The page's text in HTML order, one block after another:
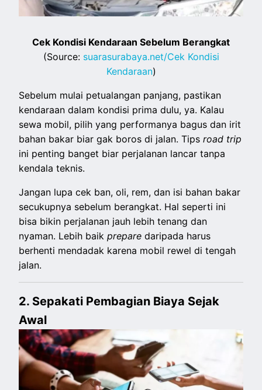
Cek Kondisi Kendaraan Sebelum Berangkat
(Source: suarasurabaya.net/Cek Kondisi
Kendaraan)
Sebelum mulai petualangan panjang, pastikan
kendaraan dalam kondisi prima dulu, ya. Kalau
sewa mobil, pilih yang performanya bagus dan irit
bahan bakar biar gak boros di jalan. Tipsroad trip
ini penting banget biar perjalanan lancar tanpa
kendala teknis.
Jangan lupa cek ban, oli, rem, dan isi bahan bakar
secukupnya sebelum berangkat. Hal seperti ini
bisa bikin perjalanan jauh lebih tenang dan
nyaman. Lebih baikpreparedaripada harus
berhenti mendadak karena mobil rewel di tengah
jalan.
2. Sepakati Pembagian Biaya Sejak
Awal